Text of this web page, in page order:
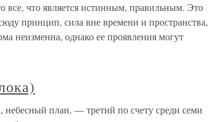
что является истинным, правильным. Это
принцип, сила вне времени и пространства,
неизменна, однако ее проявления могут
небесный план, — третий по счету среди семи